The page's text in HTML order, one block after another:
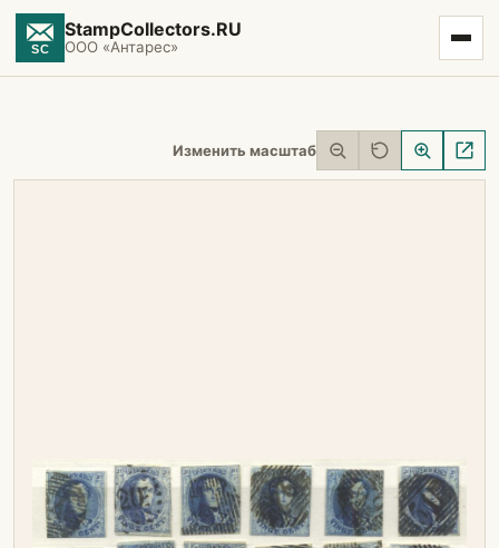
StampCollectors.RU
ООО «Антарес»
Изменить масштаб